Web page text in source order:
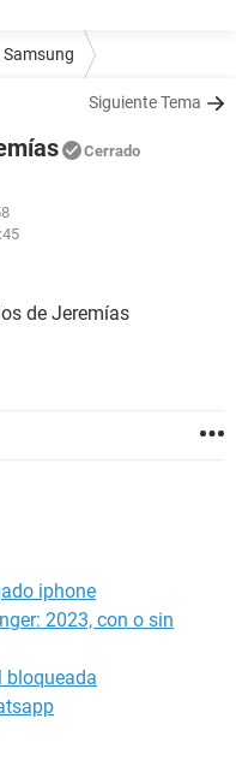
Samsung
Siguiente Tema
Cerrado
de Jeremías
iphone
2023, con o sin
bloqueada